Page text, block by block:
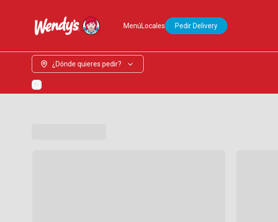
MenúLocales Pedir Delivery
¿Dónde quieres pedir?